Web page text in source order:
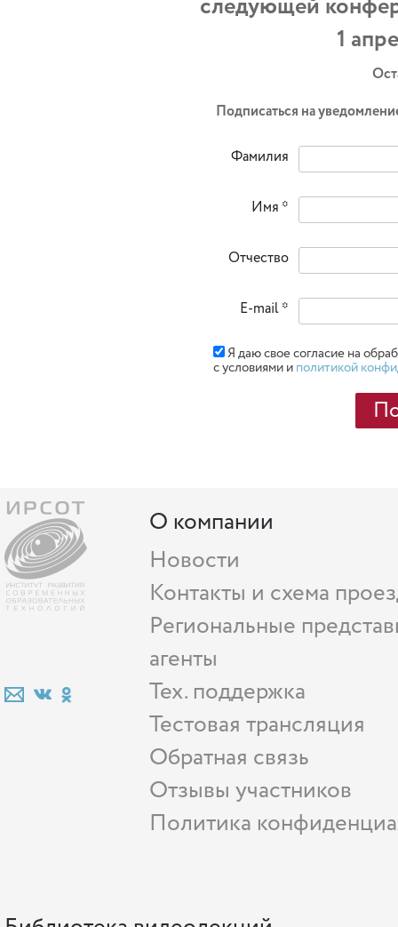
1
Подписаться на
Фамилия
Имя *
Отчество
E-mail *
Я даю свое согласие на
с условиями иполитикой
О компании
Новости
Контакты и схема
Региональные
агенты
Тех. поддержка
Тестовая трансляция
Обратная связь
Отзывы участников
Политика